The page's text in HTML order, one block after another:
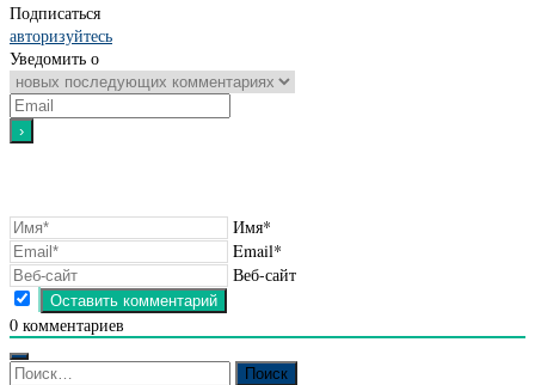
Подписаться
авторизуйтесь
Уведомить о
Имя*
Email*
Веб-сайт
0 комментариев
Найти: